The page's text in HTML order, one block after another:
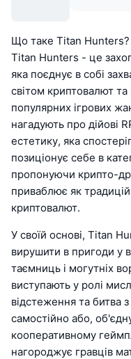
Що таке Titan Hunters?
Titan Hunters - це
яка поєднує в собі
світом криптовалют
популярних ігрових
нагадують про дійові
естетику, яка
позиціонує себе в
пропонуючи крипто-
приваблює як
криптовалют.
У своїй основі, Titan
вирушити в пригоди у
таємниць і могутніх
виступають у ролі
відстеження та битва
самостійно або,
кооперативному
нагороджує гравців